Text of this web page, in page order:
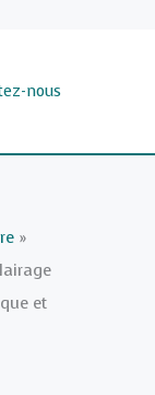
nous
»
et